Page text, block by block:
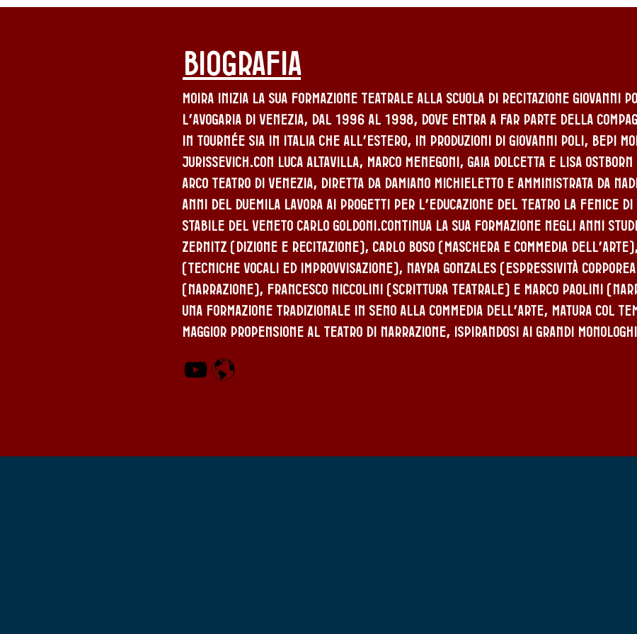
biografia
Moira inizia la sua formazione teatrale alla scuola di recitazione Giovanni
l’Avogaria di Venezia, dal 1996 al 1998, dove entra a far parte della
in tournée sia in Italia che all’estero, in produzioni di Giovanni Poli, Bepi
Jurissevich.Con Luca Altavilla, Marco Menegoni, Gaia Dolcetta e Lisa
Arco Teatro di Venezia, diretta da Damiano Michieletto e amministrata da
anni del duemila lavora ai progetti per l’educazione del Teatro La Fenice di
Stabile del Veneto Carlo Goldoni.Continua la sua formazione negli anni
Zernitz (dizione e recitazione), Carlo Boso (maschera e commedia
(tecniche vocali ed improvvisazione), Nayra Gonzales (espressività
(narrazione), Francesco Niccolini (scrittura teatrale) e Marco Paolini
una formazione tradizionale in seno alla Commedia dell’Arte, matura col
maggior propensione al teatro di narrazione, ispirandosi ai grandi